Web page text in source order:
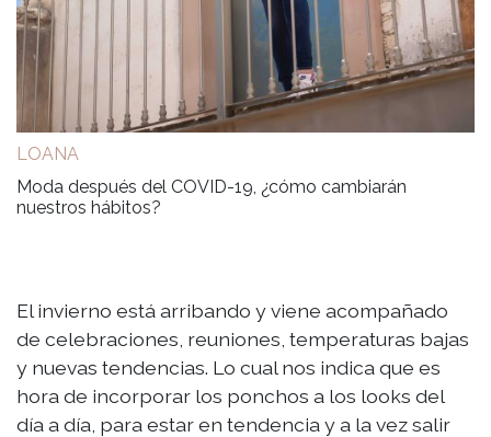
LOANA
Moda después del COVID-19, ¿cómo cambiarán
nuestros hábitos?
El invierno está arribando y viene acompañado
de celebraciones, reuniones, temperaturas bajas
y nuevas tendencias. Lo cual nos indica que es
hora de incorporar los ponchos a los looks del
día a día, para estar en tendencia y a la vez salir